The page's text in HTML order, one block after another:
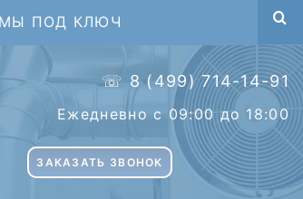
ПОД КЛЮЧ
☏ 8 (499) 714-14-91
Ежедневно с 09:00 до 18:00
ЗАКАЗАТЬ ЗВОНОК